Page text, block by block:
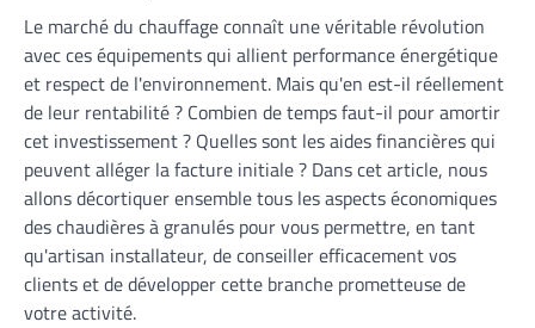
Le marché du chauffage connaît une véritable révolution
avec ces équipements qui allient performance énergétique
et respect de l'environnement. Mais qu'en est-il réellement
de leur rentabilité ? Combien de temps faut-il pour amortir
cet investissement ? Quelles sont les aides financières qui
peuvent alléger la facture initiale ? Dans cet article, nous
allons décortiquer ensemble tous les aspects économiques
des chaudières à granulés pour vous permettre, en tant
qu'artisan installateur, de conseiller efficacement vos
clients et de développer cette branche prometteuse de
votre activité.